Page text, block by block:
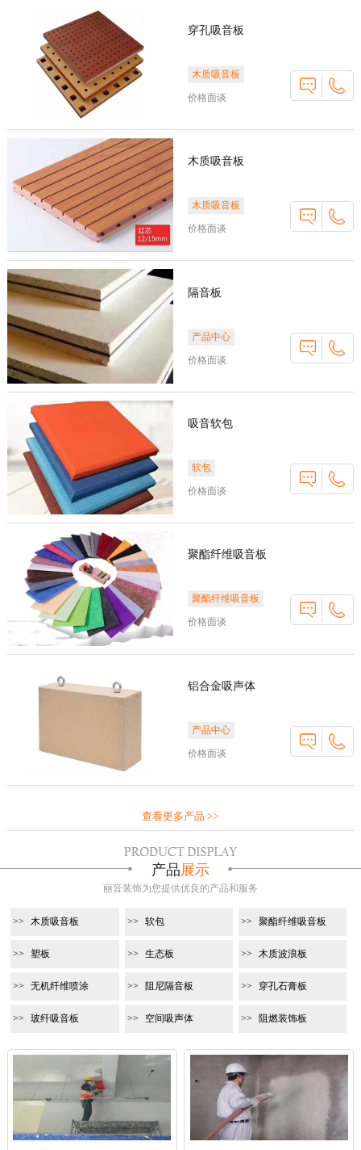
穿孔吸音板
木质吸音板
价格面谈
木质吸音板
木质吸音板
价格面谈
隔音板
产品中心
价格面谈
吸音软包
软包
价格面谈
聚酯纤维吸音板
聚酯纤维吸音板
价格面谈
铝合金吸声体
产品中心
价格面谈
查看更多产品 >>
产品展示
丽音装饰为您提供优良的产品和服务
木质吸音板 软包 聚酯纤维吸音板
塑板 生态板 木质波浪板
无机纤维喷涂 阻尼隔音板 穿孔石膏板
玻纤吸音板 空间吸声体 阻燃装饰板